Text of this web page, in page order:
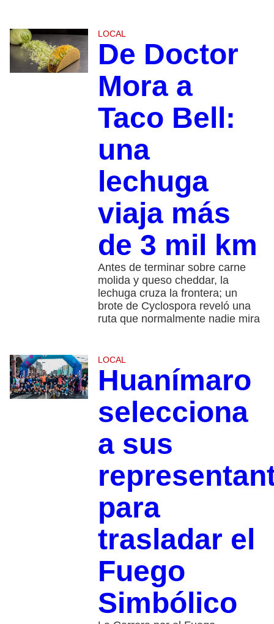
LOCAL
De Doctor
Mora a
Taco Bell:
una
lechuga
viaja más
de 3 mil km
Antes de terminar sobre carne
molida y queso cheddar, la
lechuga cruza la frontera; un
brote de Cyclospora reveló una
ruta que normalmente nadie mira
LOCAL
Huanímaro
selecciona
a sus
para
trasladar el
Fuego
Simbólico